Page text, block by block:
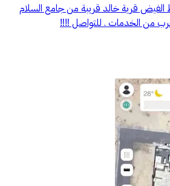
قرية خالد قريبة من جامع السلام
من الخدمات . للتواصل ‼️‼️